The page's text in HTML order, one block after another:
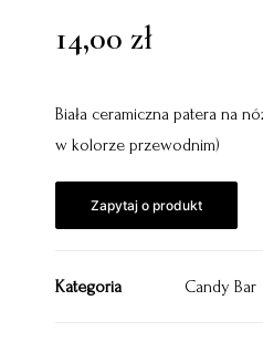
14,00 zł
Biała ceramiczna patera na
w kolorze przewodnim)
Zapytaj o produkt
Kategoria Candy Bar